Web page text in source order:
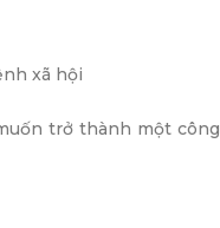
xã hội
trở thành một công